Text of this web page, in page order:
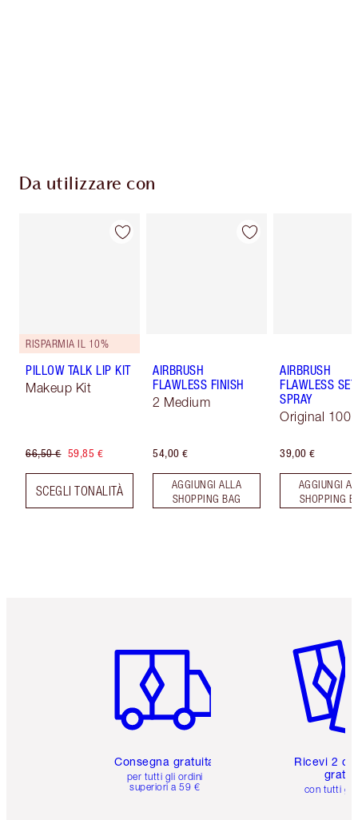
Da utilizzare con
RISPARMIA IL 10%
PILLOW TALK LIP KIT
Makeup Kit
66,50 € 59,85 €
SCEGLI TONALITÀ
AIRBRUSH
FLAWLESS FINISH
2 Medium
54,00 €
AGGIUNGI ALLA
SHOPPING BAG
AIRBRUSH
FLAWLESS
SPRAY
Original 100
39,00 €
AGGIUNGI
SHOPPING
Consegna gratuita
per tutti gli ordini
superiori a 59 €
Ricevi 2
con tutti gli